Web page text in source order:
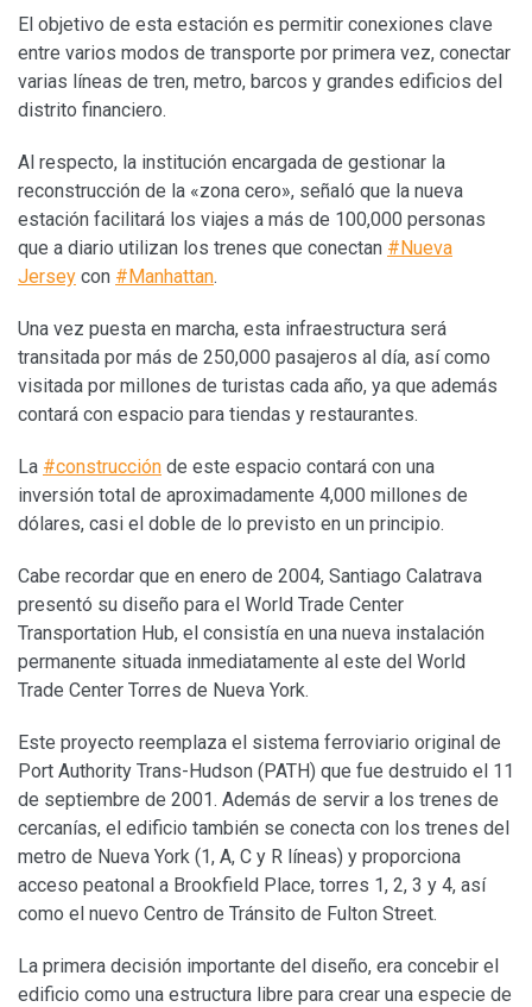
El objetivo de esta estación es permitir conexiones clave
entre varios modos de transporte por primera vez, conectar
varias líneas de tren, metro, barcos y grandes edificios del
distrito financiero.
Al respecto, la institución encargada de gestionar la
reconstrucción de la «zona cero», señaló que la nueva
estación facilitará los viajes a más de 100,000 personas
que a diario utilizan los trenes que conectan #Nueva
Jersey con #Manhattan.
Una vez puesta en marcha, esta infraestructura será
transitada por más de 250,000 pasajeros al día, así como
visitada por millones de turistas cada año, ya que además
contará con espacio para tiendas y restaurantes.
La #construcción de este espacio contará con una
inversión total de aproximadamente 4,000 millones de
dólares, casi el doble de lo previsto en un principio.
Cabe recordar que en enero de 2004, Santiago Calatrava
presentó su diseño para el World Trade Center
Transportation Hub, el consistía en una nueva instalación
permanente situada inmediatamente al este del World
Trade Center Torres de Nueva York.
Este proyecto reemplaza el sistema ferroviario original de
Port Authority Trans-Hudson (PATH) que fue destruido el 11
de septiembre de 2001. Además de servir a los trenes de
cercanías, el edificio también se conecta con los trenes del
metro de Nueva York (1, A, C y R líneas) y proporciona
acceso peatonal a Brookfield Place, torres 1, 2, 3 y 4, así
como el nuevo Centro de Tránsito de Fulton Street.
La primera decisión importante del diseño, era concebir el
edificio como una estructura libre para crear una especie de